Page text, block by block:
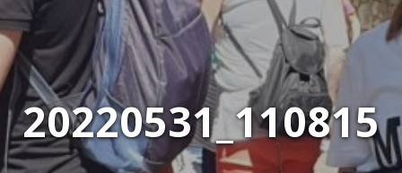
20220531_110815